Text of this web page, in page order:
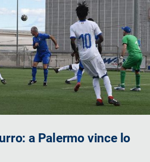
a Palermo vince lo